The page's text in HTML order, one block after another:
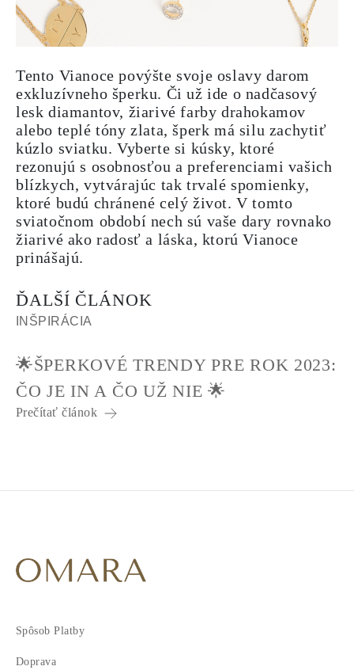
Tento Vianoce povýšte svoje oslavy darom
exkluzívneho šperku. Či už ide o nadčasový
lesk diamantov, žiarivé farby drahokamov
alebo teplé tóny zlata, šperk má silu zachytiť
kúzlo sviatku. Vyberte si kúsky, ktoré
rezonujú s osobnosťou a preferenciami vašich
blízkych, vytvárajúc tak trvalé spomienky,
ktoré budú chránené celý život. V tomto
sviatočnom období nech sú vaše dary rovnako
žiarivé ako radosť a láska, ktorú Vianoce
prinášajú.
ĎALŠÍ ČLÁNOK
INŠPIRÁCIA
🌟ŠPERKOVÉ TRENDY PRE ROK 2023:
ČO JE IN A ČO UŽ NIE 🌟
Prečítať článok
Spôsob Platby
Doprava